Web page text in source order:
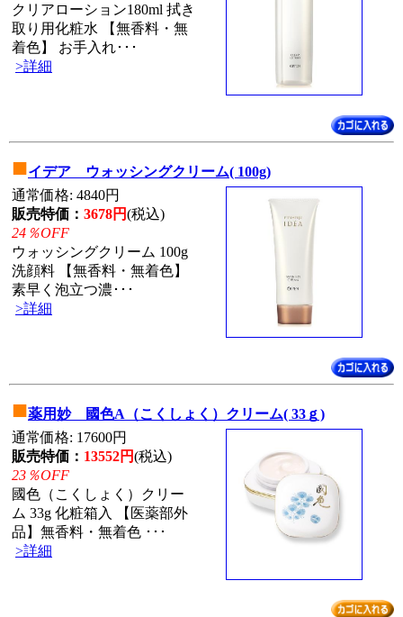
クリアローション180ml 拭き
取り用化粧水 【無香料・無
着色】 お手入れ･･･
>詳細
■イデア ウォッシングクリーム( 100g)
通常価格: 4840円
販売特価： 3678円(税込)
24％OFF
ウォッシングクリーム 100g
洗顔料 【無香料・無着色】
素早く泡立つ濃･･･
>詳細
■薬用妙 國色A（こくしょく）クリーム( 33ｇ)
通常価格: 17600円
販売特価： 13552円(税込)
23％OFF
國色（こくしょく）クリー
ム 33g 化粧箱入 【医薬部外
品】無香料・無着色 ･･･
>詳細